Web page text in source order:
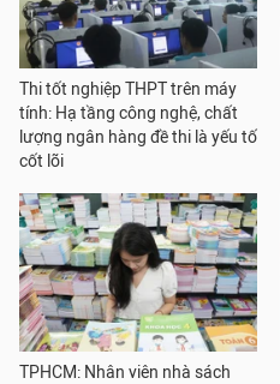
Thi tốt nghiệp THPT trên máy
tính: Hạ tầng công nghệ, chất
lượng ngân hàng đề thi là yếu tố
cốt lõi
TPHCM: Nhân viên nhà sách